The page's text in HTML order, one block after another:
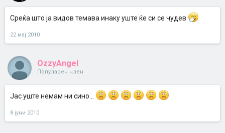
Среќа што ја видов темава инаку уште ќе си се чудев
22 мај 2010
OzzyAngel
Популарен член
Јас уште немам ни сино...
8 јуни 2010